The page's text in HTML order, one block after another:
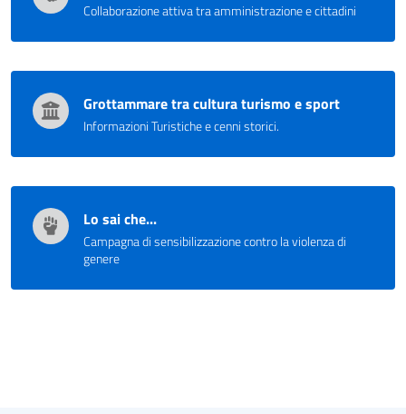
Collaborazione attiva tra amministrazione e cittadini
Grottammare tra cultura turismo e sport
Informazioni Turistiche e cenni storici.
Lo sai che...
Campagna di sensibilizzazione contro la violenza di
genere